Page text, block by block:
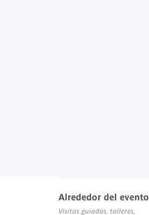
Alrededor del evento
Visitas guiadas, talleres,